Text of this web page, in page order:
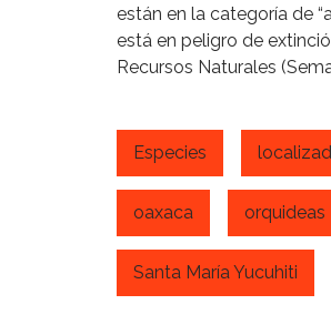
están en la categoría de
está en peligro de
Recursos Naturales
Especies
oaxaca orquideas
Santa María Yucuhiti